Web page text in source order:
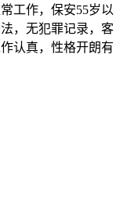
工作，保安55岁以
，无犯罪记录，客
认真，性格开朗有